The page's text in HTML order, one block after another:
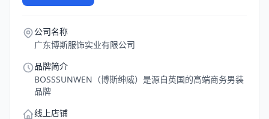
公司名称
广东博斯服饰实业有限公司
品牌简介
BOSSSUNWEN（博斯绅威）是源自英国的高端商务男装
品牌
线上店铺